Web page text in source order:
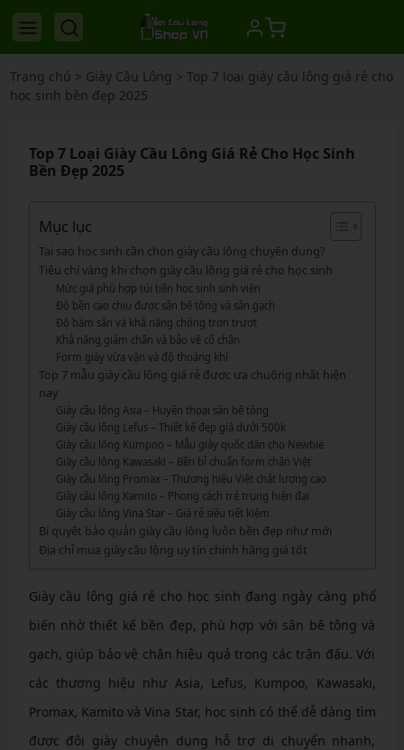
Trang chủ > Giày Cầu Lông > Top 7 loại giày cầu lông giá rẻ cho
học sinh bền đẹp 2025
Top 7 Loại Giày Cầu Lông Giá Rẻ Cho Học Sinh
Bền Đẹp 2025
Mục lục
Tại sao học sinh cần chọn giày cầu lông chuyên dụng?
Tiêu chí vàng khi chọn giày cầu lông giá rẻ cho học sinh
Mức giá phù hợp túi tiền học sinh sinh viên
Độ bền cao chịu được sân bê tông và sân gạch
Độ bám sân và khả năng chống trơn trượt
Khả năng giảm chấn và bảo vệ cổ chân
Form giày vừa vặn và độ thoáng khí
Top 7 mẫu giày cầu lông giá rẻ được ưa chuộng nhất hiện
nay
Giày cầu lông Asia – Huyền thoại sân bê tông
Giày cầu lông Lefus – Thiết kế đẹp giá dưới 500k
Giày cầu lông Kumpoo – Mẫu giày quốc dân cho Newbie
Giày cầu lông Kawasaki – Bền bỉ chuẩn form chân Việt
Giày cầu lông Promax – Thương hiệu Việt chất lượng cao
Giày cầu lông Kamito – Phong cách trẻ trung hiện đại
Giày cầu lông Vina Star – Giá rẻ siêu tiết kiệm
Bí quyết bảo quản giày cầu lông luôn bền đẹp như mới
Địa chỉ mua giày cầu lông uy tín chính hãng giá tốt
Giày cầu lông giá rẻ cho học sinh đang ngày càng phổ
biến nhờ thiết kế bền đẹp, phù hợp với sân bê tông và
gạch, giúp bảo vệ chân hiệu quả trong các trận đấu. Với
các thương hiệu như Asia, Lefus, Kumpoo, Kawasaki,
Promax, Kamito và Vina Star, học sinh có thể dễ dàng tìm
được đôi giày chuyên dụng hỗ trợ di chuyển nhanh,